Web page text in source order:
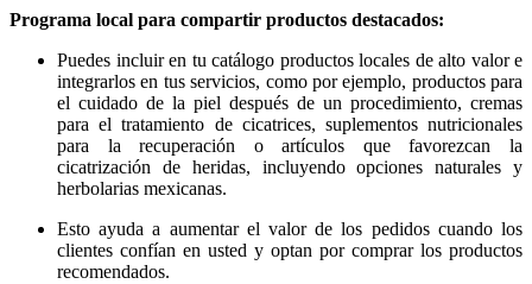
Programa local para compartir productos destacados:
Puedes incluir en tu catálogo productos locales de alto valor e
integrarlos en tus servicios, como por ejemplo, productos para
el cuidado de la piel después de un procedimiento, cremas
para el tratamiento de cicatrices, suplementos nutricionales
para la recuperación o artículos que favorezcan la
cicatrización de heridas, incluyendo opciones naturales y
herbolarias mexicanas.
Esto ayuda a aumentar el valor de los pedidos cuando los
clientes confían en usted y optan por comprar los productos
recomendados.